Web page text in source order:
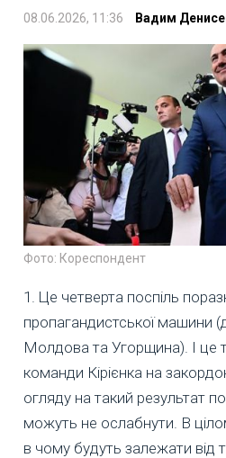
08.06.2026, 11:36 Вадим
Фото: Кореспондент
1. Це четверта поспіль
пропагандистської машини
Молдова та Угорщина). І це
команди Кірієнка на
огляду на такий результат
можуть не ослабнути. В
в чому будуть залежати від